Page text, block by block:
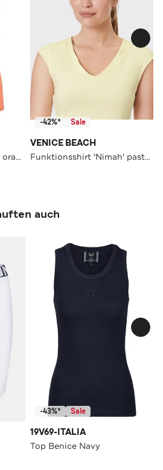
Funktionstop 'Eleamee' orange
-42%* Sale
VENICE BEACH
Funktionsshirt 'Nimah' pastellgelb
auch
-43%* Sale
19V69-ITALIA
Top Benice Navy